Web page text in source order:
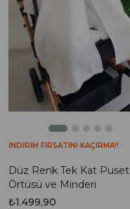
Düz Renk Tek Kat Puset
Örtüsü ve Minderi
₺1.499,90
İNDİRİM FIRSATINI KAÇIRMA!!